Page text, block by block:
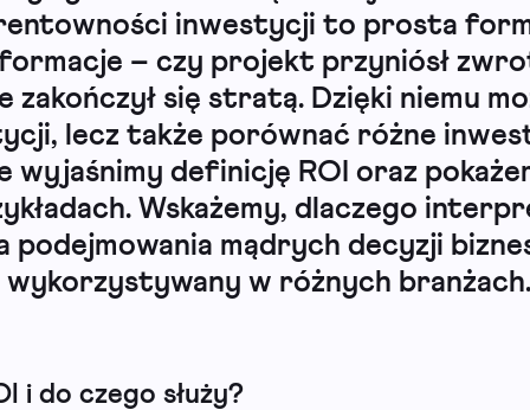
inwestycji to prosta
– czy projekt przyniósł
zakończył się stratą. Dzięki niemu
lecz także porównać różne
wyjaśnimy definicję ROI oraz
Wskażemy, dlaczego
podejmowania mądrych decyzji
wykorzystywany w różnych
i do czego służy?